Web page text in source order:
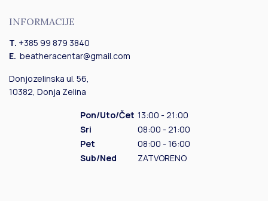
INFORMACIJE
T. +385 99 879 3840
E. beatheracentar@gmail.com
Donjozelinska ul. 56,
10382, Donja Zelina
Pon/Uto/Čet 13:00 - 21:00
Sri
08:00 - 21:00
Pet
08:00 - 16:00
Sub/Ned
ZATVORENO